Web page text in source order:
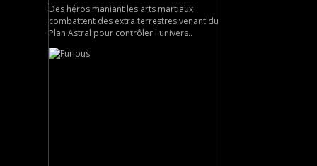
Des héros maniant les arts martiaux
combattent des extra terrestres venant du
Plan Astral pour contrôler l'univers..